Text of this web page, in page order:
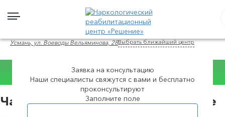
Усмань, ул. Воеводы Вельяминова, 28Выбрать ближайший центр
WhatsApp
Частный вытрезвитель в в Усмане
Заявка на консультацию
Наши специалисты свяжутся с вами и бесплатно
проконсультируют
Заполните поле